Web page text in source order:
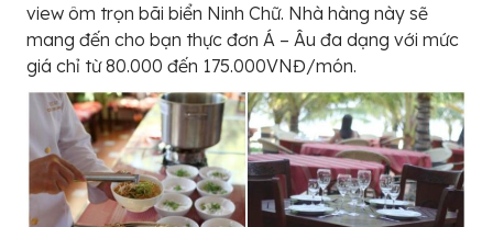
view ôm trọn bãi biển Ninh Chữ. Nhà hàng này sẽ
mang đến cho bạn thực đơn Á – Âu đa dạng với mức
giá chỉ từ 80.000 đến 175.000VNĐ/món.